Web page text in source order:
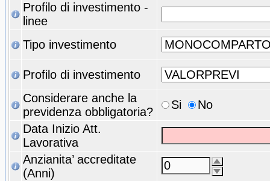
Profilo di investimento -
linee
Tipo investimento
Profilo di investimento
Considerare anche la
previdenza obbligatoria?
Si
No
Data Inizio Att.
Lavorativa
Anzianita’ accreditate
(Anni)